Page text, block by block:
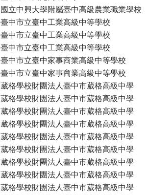
國立中興大學附屬臺中高級農業職業學校
臺中市立臺中工業高級中等學校
臺中市立臺中工業高級中等學校
臺中市立臺中工業高級中等學校
臺中市立臺中家事商業高級中等學校
臺中市立臺中家事商業高級中等學校
葳格學校財團法人臺中市葳格高級中學
葳格學校財團法人臺中市葳格高級中學
葳格學校財團法人臺中市葳格高級中學
葳格學校財團法人臺中市葳格高級中學
葳格學校財團法人臺中市葳格高級中學
葳格學校財團法人臺中市葳格高級中學
葳格學校財團法人臺中市葳格高級中學
葳格學校財團法人臺中市葳格高級中學
葳格學校財團法人臺中市葳格高級中學